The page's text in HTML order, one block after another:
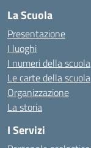
La Scuola
Presentazione
I luoghi
I numeri della scuola
Le carte della scuola
Organizzazione
La storia
I Servizi